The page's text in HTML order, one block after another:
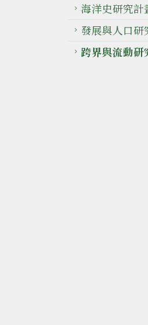
海洋史研究計
發展與人口研
跨界與流動研